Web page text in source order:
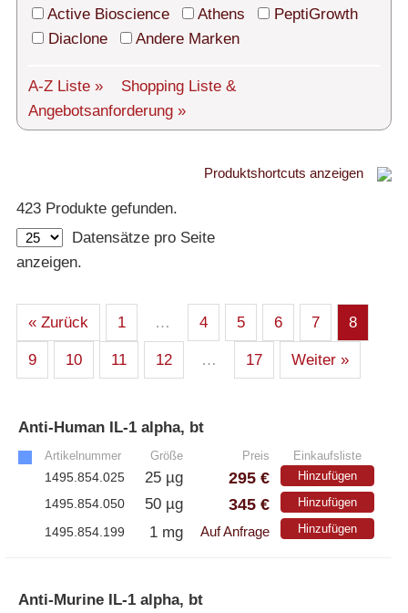
Versand
Über uns
Service
Login
English
Active Bioscience
Athens
PeptiGrowth
Diaclone
Andere Marken
A-Z Liste » Shopping Liste &
Angebotsanforderung »
Proteine
– Alle Proteine
– Human
– Cell culture tested premium (cct-premium)
Athens
– Alle Athens Produkte
– Proteine
– Antikörper
– Immunoglobulin (Ig)
Produktshortcuts anzeigen
423 Produkte gefunden.
Datensätze pro Seite
anzeigen.
« Zurück 1 … 4 5 6 7 8
9 10 11 12 … 17 Weiter »
Anti-Human IL-1 alpha, bt
Artikelnummer Größe Preis Einkaufsliste
1495.854.025 25 µg 295 € Hinzufügen
1495.854.050 50 µg 345 € Hinzufügen
1495.854.199 1 mg Auf Anfrage Hinzufügen
Anti-Murine IL-1 alpha, bt